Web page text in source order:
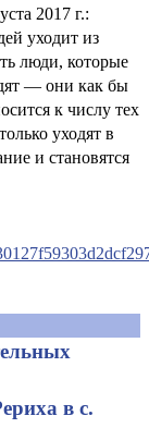
2017 г.:
уходит из
люди, которые
— они как бы
к числу тех
уходят в
и становятся
в с.